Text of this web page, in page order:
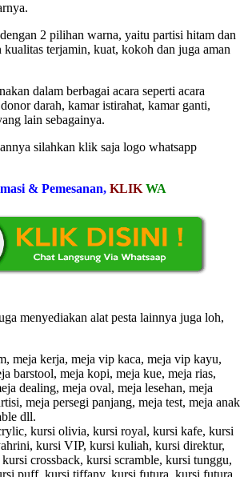
2 pilihan warna, yaitu partisi hitam dan
terjamin, kuat, kokoh dan juga aman
dalam berbagai acara seperti acara
darah, kamar istirahat, kamar ganti,
lain sebagainya.
silahkan klik saja logo whatsapp
& Pemesanan, KLIK WA
menyediakan alat pesta lainnya juga loh,
meja kerja, meja vip kaca, meja vip kayu,
barstool, meja kopi, meja kue, meja rias,
dealing, meja oval, meja lesehan, meja
meja persegi panjang, meja test, meja anak
dll.
kursi olivia, kursi royal, kursi kafe, kursi
kursi VIP, kursi kuliah, kursi direktur,
crossback, kursi scramble, kursi tunggu,
puff, kursi tiffany, kursi futura, kursi futura